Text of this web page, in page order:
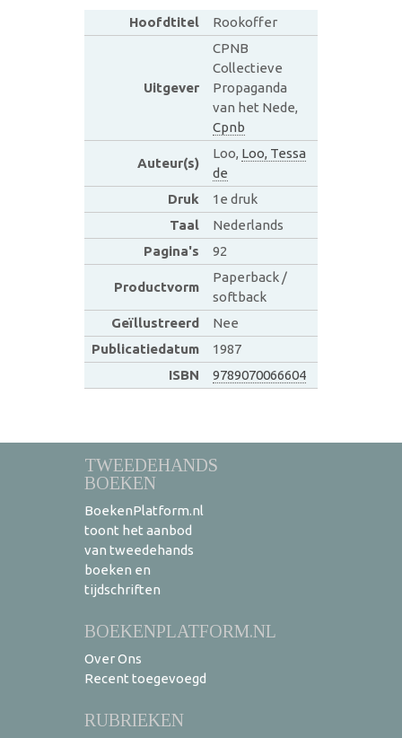
Hoofdtitel Rookoffer
Uitgever
CPNB
Collectieve
Propaganda
van het Nede,
Cpnb
Auteur(s)
Loo, Loo, Tessa
de
Druk
1e druk
Taal
Nederlands
Pagina's
92
Productvorm
Paperback /
softback
Geïllustreerd
Nee
Publicatiedatum
1987
ISBN
9789070066604
TWEEDEHANDS
BOEKEN
BoekenPlatform.nl
toont het aanbod
van tweedehands
boeken en
tijdschriften
BOEKENPLATFORM.NL
Over Ons
Recent toegevoegd
RUBRIEKEN